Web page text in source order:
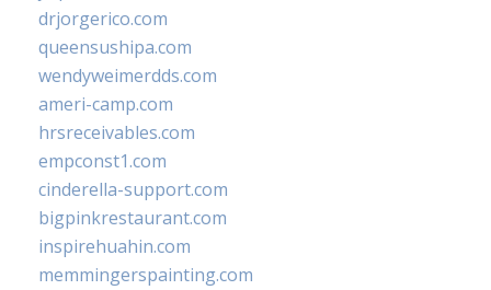
drjorgerico.com
queensushipa.com
wendyweimerdds.com
ameri-camp.com
hrsreceivables.com
empconst1.com
cinderella-support.com
bigpinkrestaurant.com
inspirehuahin.com
memmingerspainting.com